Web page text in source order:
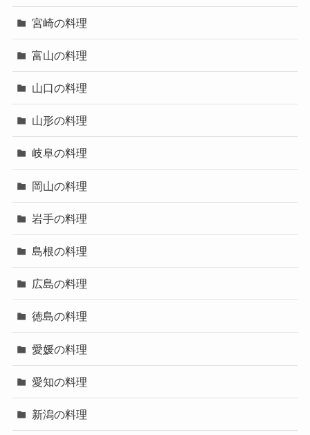
宮崎の料理
富山の料理
山口の料理
山形の料理
岐阜の料理
岡山の料理
岩手の料理
島根の料理
広島の料理
徳島の料理
愛媛の料理
愛知の料理
新潟の料理